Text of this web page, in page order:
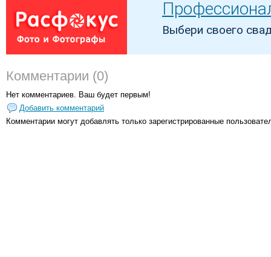
Комментарии (0)
Нет комментариев. Ваш будет первым!
Добавить комментарий
Комментарии могут добавлять только зарегистрированные